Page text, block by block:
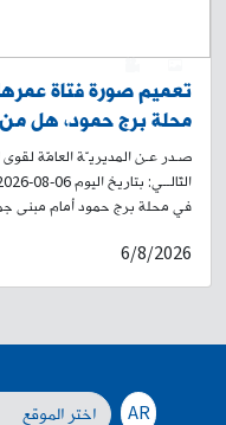
محلة برج حمود، هل
صـدر عـن المديريـّة العامّة لقوى
في محلة برج حمود أمام مبنى
سكان محلة طريق المطار. لذلك،
المديرية العامة لقوى الأمن
6/8/2026
AR